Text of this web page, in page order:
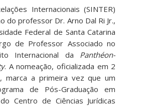
Internacionais (SINTER)
do professor Dr. Arno Dal Ri Jr.,
Federal de Santa Catarina
de Professor Associado no
Internacional da Panthéon-
. A nomeação, oficializada em 2
marca a primeira vez que um
de Pós-Graduação em
Centro de Ciências Jurídicas